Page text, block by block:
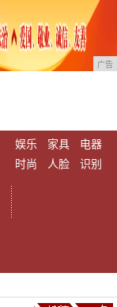
广告
娱乐 家具
电器
时尚
人脸 识别